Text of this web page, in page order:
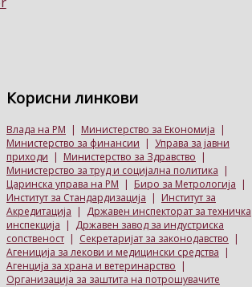
Корисни линкови
Влада на РМ | Министерство за Економија |
Министерство за финансии | Управа за јавни
приходи | Министерство за Здравство |
Министерство за труд и социјална политика |
Царинска управа на РМ | Биро за Метрологија |
Институт за Стандардизација | Институт за
Акредитација | Државен инспекторат за техничка
инспекција | Државен завод за индустриска
сопственост | Секретаријат за законодавство |
Агениција за лекови и медицински средства |
Агенција за храна и ветеринарство |
Организација за заштита на потрошувачите